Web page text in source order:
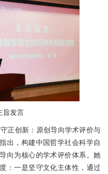
旨发言
正创新：原创导向学术评价与
出，构建中国哲学社会科学自
向为核心的学术评价体系。她
：一是坚守文化主体性，通过